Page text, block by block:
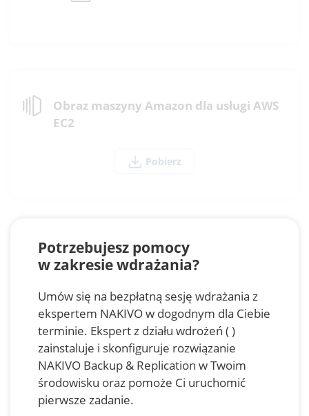
Obraz maszyny Amazon dla usługi AWS
EC2
Pobierz
Potrzebujesz pomocy
w zakresie wdrażania?
Umów się na bezpłatną sesję wdrażania z
ekspertem NAKIVO w dogodnym dla Ciebie
terminie. Ekspert z działu wdrożeń ( )
zainstaluje i skonfiguruje rozwiązanie
NAKIVO Backup & Replication w Twoim
środowisku oraz pomoże Ci uruchomić
pierwsze zadanie.